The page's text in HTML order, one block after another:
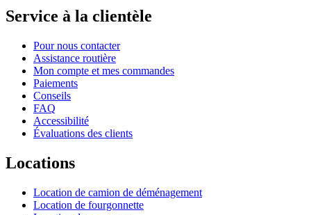
Service à la clientèle
Pour nous contacter
Assistance routière
Mon compte et mes commandes
Paiements
Conseils
FAQ
Accessibilité
Évaluations des clients
Locations
Location de camion de déménagement
Location de fourgonnette